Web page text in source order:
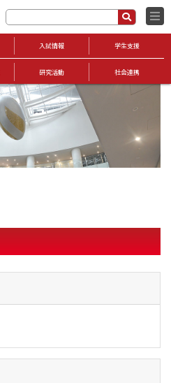
入試情報 学生支援
研究活動 社会連携